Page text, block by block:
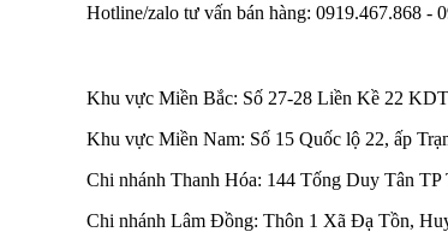
Hotline/zalo tư vấn bán hàng: 0919.467.868 -
Khu vực Miền Bắc: Số 27-28 Liền Kề 22
Khu vực Miền Nam: Số 15 Quốc lộ 22, ấp
Chi nhánh Thanh Hóa: 144 Tống Duy Tân
Chi nhánh Lâm Đồng: Thôn 1 Xã Đạ Tồn,